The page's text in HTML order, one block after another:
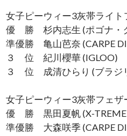
女子ピーウィー3灰帯ライト
優 勝 杉内志生 (ポゴナ・
準優勝 亀山芭奈 (CARPE
３ 位 紀川櫻華 (IGLOO)
３ 位 成清ひらり (ブラジ
女子ピーウィー3灰帯フェザ
優 勝 黒田夏帆 (X-TREME
準優勝 大森咲季 (CARPE